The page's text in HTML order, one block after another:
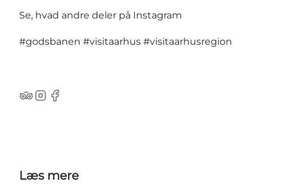
Se, hvad andre deler på Instagram
#godsbanen #visitaarhus #visitaarhusregion
TripAdvisor
Instagram
Facebook
Læs mere